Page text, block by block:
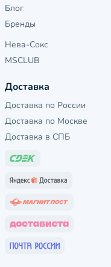
Блог
Бренды
Нева-Сокс
MSCLUB
Доставка
Доставка по России
Доставка по Москве
Доставка в СПБ